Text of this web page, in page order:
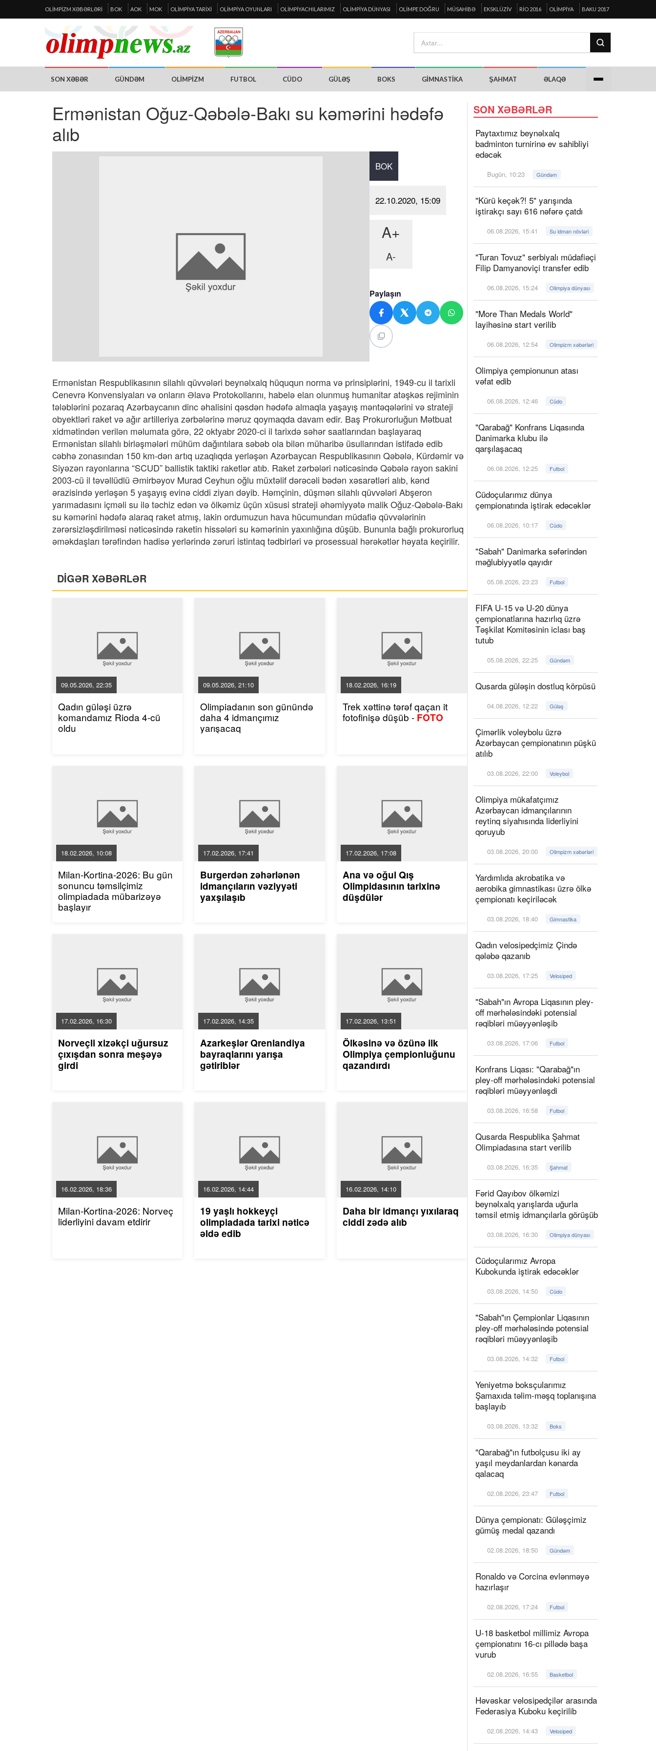
OLIMPIZM XƏBƏRLƏRI BOK AOK MOK OLIMPIYA TARIXI OLIMPIYA OYUNLARI OLIMPIYACHILARIMIZ OLIMPIYA DÜNYASI OLIMPE DOĞRU MÜSAHIBƏ EKSKLÜZIV RIO 2016 OLIMPIYA BAKU 2017
SON XƏBƏR GÜNDƏM OLIMPIZM FUTBOL CÜDO GÜLƏŞ BOKS GIMNASTIKA ŞAHMAT ƏLAQƏ
Ermənistan Oğuz-Qəbələ-Bakı su kəmərini hədəfə
alıb
BOK
22.10.2020, 15:09
A+
A-
Paylaşın
Ermənistan Respublikasının silahlı qüvvələri beynəlxalq hüququn norma və prinsiplərini, 1949-cu il tarixli
Cenevrə Konvensiyaları və onların Əlavə Protokollarını, habelə elan olunmuş humanitar atəşkəs rejiminin
tələblərini pozaraq Azərbaycanın dinc əhalisini qəsdən hədəfə almaqla yaşayış məntəqələrini və strateji
obyektləri raket və ağır artilleriya zərbələrinə məruz qoymaqda davam edir. Baş Prokurorluğun Mətbuat
xidmətindən verilən məlumata görə, 22 oktyabr 2020-ci il tarixdə səhər saatlarından başlayaraq
Ermənistan silahlı birləşmələri mühüm dağıntılara səbəb ola bilən müharibə üsullarından istifadə edib
cəbhə zonasından 150 km-dən artıq uzaqlıqda yerləşən Azərbaycan Respublikasının Qəbələ, Kürdəmir və
Siyəzən rayonlarına “SCUD” ballistik taktiki raketlər atıb. Raket zərbələri nəticəsində Qəbələ rayon sakini
2003-cü il təvəllüdlü Əmirbəyov Murad Ceyhun oğlu müxtəlif dərəcəli bədən xəsarətləri alıb, kənd
ərazisində yerləşən 5 yaşayış evinə ciddi ziyan dəyib. Həmçinin, düşmən silahlı qüvvələri Abşeron
yarımadasını içməli su ilə təchiz edən və ölkəmiz üçün xüsusi strateji əhəmiyyətə malik Oğuz-Qəbələ-Bakı
su kəmərini hədəfə alaraq raket atmış, lakin ordumuzun hava hücumundan müdafiə qüvvələrinin
zərərsizləşdirilməsi nəticəsində raketin hissələri su kəmərinin yaxınlığına düşüb. Bununla bağlı prokurorluq
əməkdaşları tərəfindən hadisə yerlərində zəruri istintaq tədbirləri və prosessual hərəkətlər həyata keçirilir.
DİGƏR XƏBƏRLƏR
09.05.2026, 22:35
Qadın güləşi üzrə
komandamız Rioda 4-cü
oldu
09.05.2026, 21:10
Olimpiadanın son günündə
daha 4 idmançımız
yarışacaq
18.02.2026, 16:19
Trek xəttinə tərəf qaçan it
fotofinişə düşüb - FOTO
18.02.2026, 10:08
Milan-Kortina-2026: Bu gün
sonuncu təmsilçimiz
olimpiadada mübarizəyə
başlayır
17.02.2026, 17:41
Burgerdən zəhərlənən
idmançıların vəziyyəti
yaxşılaşıb
17.02.2026, 17:08
Ana və oğul Qış
Olimpidasının tarixinə
düşdülər
17.02.2026, 16:30
Norveçli xizəkçi uğursuz
çıxışdan sonra meşəyə
girdi
17.02.2026, 14:35
Azarkeşlər Qrenlandiya
bayraqlarını yarışa
gətiriblər
17.02.2026, 13:51
Ölkəsinə və özünə ilk
Olimpiya çempionluğunu
qazandırdı
16.02.2026, 18:36
Milan-Kortina-2026: Norveç
liderliyini davam etdirir
16.02.2026, 14:44
19 yaşlı hokkeyçi
olimpiadada tarixi nəticə
əldə edib
16.02.2026, 14:10
Daha bir idmançı yıxılaraq
ciddi zədə alıb
SON XƏBƏRLƏR
Paytaxtımız beynəlxalq
badminton turnirinə ev sahibliyi
edəcək
Bugün, 10:23 Gündəm
"Kürü keçək?! 5" yarışında
iştirakçı sayı 616 nəfərə çatdı
06.08.2026, 15:41 Su idman növləri
"Turan Tovuz" serbiyalı müdafiəçi
Filip Damyanoviçi transfer edib
06.08.2026, 15:24 Olimpiya dünyası
"More Than Medals World"
layihəsinə start verilib
06.08.2026, 12:54 Olimpizm xəbərləri
Olimpiya çempionunun atası
vəfat edib
06.08.2026, 12:46 Cüdo
"Qarabağ" Konfrans Liqasında
Danimarka klubu ilə
qarşılaşacaq
06.08.2026, 12:25 Futbol
Cüdoçularımız dünya
çempionatında iştirak edəcəklər
06.08.2026, 10:17 Cüdo
"Sabah" Danimarka səfərindən
məğlubiyyətlə qayıdır
05.08.2026, 23:23 Futbol
FIFA U-15 və U-20 dünya
çempionatlarına hazırlıq üzrə
Təşkilat Komitəsinin iclası baş
tutub
05.08.2026, 22:25 Gündəm
Qusarda güləşin dostluq körpüsü
04.08.2026, 12:22 Güləş
Çimərlik voleybolu üzrə
Azərbaycan çempionatının püşkü
atılıb
03.08.2026, 22:00 Voleybol
Olimpiya mükafatçımız
Azərbaycan idmançılarının
reytinq siyahısında liderliyini
qoruyub
03.08.2026, 20:00 Olimpizm xəbərləri
Yardımlıda akrobatika və
aerobika gimnastikası üzrə ölkə
çempionatı keçiriləcək
03.08.2026, 18:40 Gimnastika
Qadın velosipedçimiz Çində
qələbə qazanıb
03.08.2026, 17:25 Velosiped
"Sabah"ın Avropa Liqasının pley-
off mərhələsindəki potensial
rəqibləri müəyyənləşib
03.08.2026, 17:06 Futbol
Konfrans Liqası: "Qarabağ"ın
pley-off mərhələsindəki potensial
rəqibləri müəyyənləşdi
03.08.2026, 16:58 Futbol
Qusarda Respublika Şahmat
Olimpiadasına start verilib
03.08.2026, 16:35 Şahmat
Fərid Qayıbov ölkəmizi
beynəlxalq yarışlarda uğurla
təmsil etmiş idmançılarla görüşüb
03.08.2026, 16:30 Olimpiya dünyası
Cüdoçularımız Avropa
Kubokunda iştirak edəcəklər
03.08.2026, 14:50 Cüdo
"Sabah"ın Çempionlar Liqasının
pley-off mərhələsində potensial
rəqibləri müəyyənləşib
03.08.2026, 14:32 Futbol
Yeniyetmə boksçularımız
Şamaxıda təlim-məşq toplanışına
başlayıb
03.08.2026, 13:32 Boks
"Qarabağ"ın futbolçusu iki ay
yaşıl meydanlardan kənarda
qalacaq
02.08.2026, 23:47 Futbol
Dünya çempionatı: Güləşçimiz
gümüş medal qazandı
02.08.2026, 18:50 Gündəm
Ronaldo və Corcina evlənməyə
hazırlaşır
02.08.2026, 17:24 Futbol
U-18 basketbol millimiz Avropa
çempionatını 16-cı pillədə başa
vurub
02.08.2026, 16:55 Basketbol
Həvəskar velosipedçilər arasında
Federasiya Kuboku keçirilib
02.08.2026, 14:43 Velosiped